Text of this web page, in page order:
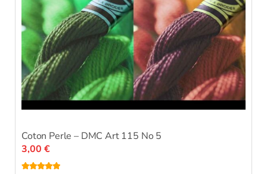
Coton Perle – DMC Art 115 No 5
3,00 €